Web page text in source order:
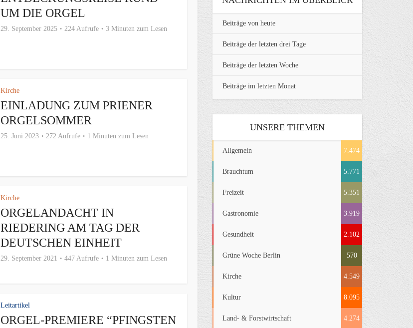
UM DIE ORGEL
29. September 2025 224 Aufrufe 3 Minuten zum Lesen
Kirche
EINLADUNG ZUM PRIENER
ORGELSOMMER
25. Juni 2023 272 Aufrufe 1 Minuten zum Lesen
Kirche
ORGELANDACHT IN
RIEDERING AM TAG DER
DEUTSCHEN EINHEIT
29. September 2021 447 Aufrufe 1 Minuten zum Lesen
Leitartikel
ORGEL-PREMIERE “PFINGSTEN
Beiträge von heute
Beiträge der letzten drei Tage
Beiträge der letzten Woche
Beiträge im letzten Monat
UNSERE THEMEN
Allgemein 7.474
Brauchtum 5.771
Freizeit 5.351
Gastronomie 3.919
Gesundheit 2.102
Grüne Woche Berlin 570
Kirche 4.549
Kultur 8.095
Land- & Forstwirtschaft 4.274